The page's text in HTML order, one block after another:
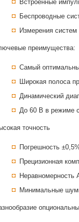
Встроенные
Беспроводные
Измерения
преимущества:
Самый
Широкая полоса
Динамический
До 60 В в режиме
точность
Погрешность
Прецизионная
Неравномерность
Минимальные